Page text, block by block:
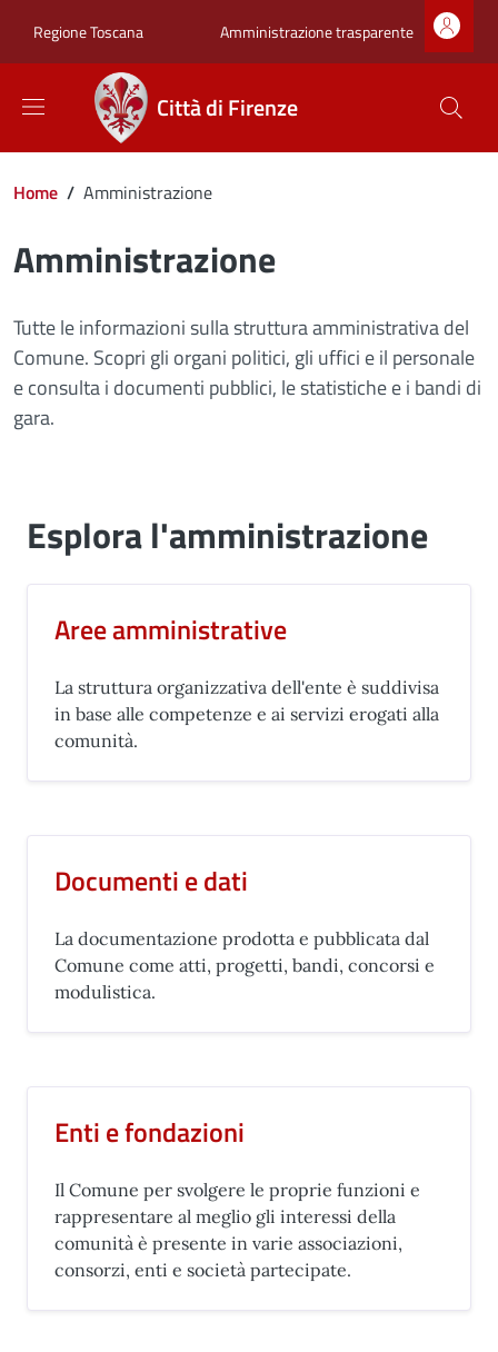
Regione Toscana Zona superiore
Amministrazione trasparente
Città di Firenze
Briciole di pane
Home / Amministrazione
Amministrazione
Tutte le informazioni sulla struttura amministrativa del
Comune. Scopri gli organi politici, gli uffici e il personale
e consulta i documenti pubblici, le statistiche e i bandi di
gara.
Esplora l'amministrazione
Aree amministrative
La struttura organizzativa dell'ente è suddivisa
in base alle competenze e ai servizi erogati alla
comunità.
Documenti e dati
La documentazione prodotta e pubblicata dal
Comune come atti, progetti, bandi, concorsi e
modulistica.
Enti e fondazioni
Il Comune per svolgere le proprie funzioni e
rappresentare al meglio gli interessi della
comunità è presente in varie associazioni,
consorzi, enti e società partecipate.